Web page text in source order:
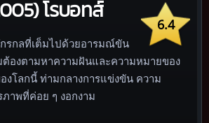
6.4
โรบอทส์
รกลที่เต็มไปด้วยอารมณ์ขัน
ต้องตามหาความฝันและความหมายของ
งโลกนี้ ท่ามกลางการแข่งขัน ความ
าพที่ค่อย ๆ งอกงาม